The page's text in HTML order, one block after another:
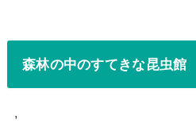
森林の中のすてきな昆虫館
,